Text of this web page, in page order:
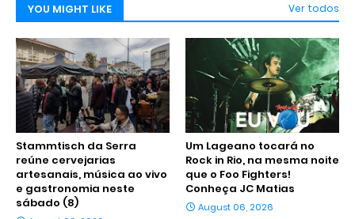
YOU MIGHT LIKE Ver todos
Stammtisch da Serra
reúne cervejarias
artesanais, música ao vivo
e gastronomia neste
sábado (8)
Um Lageano tocará no
Rock in Rio, na mesma noite
que o Foo Fighters!
Conheça JC Matias
August 06, 2026